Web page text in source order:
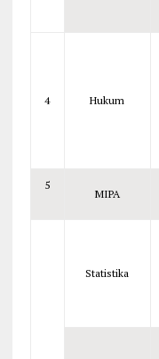
4 Hukum
5
MIPA
Statistika